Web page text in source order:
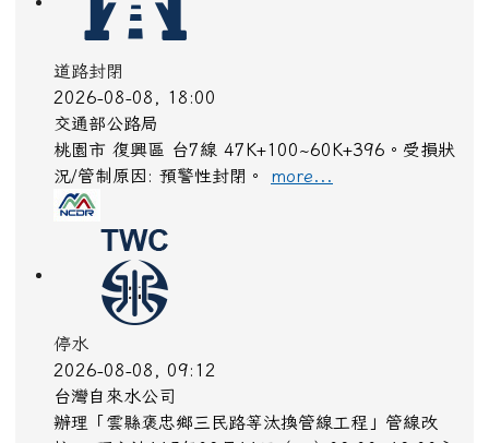
道路封閉
2026-08-08, 18:00
交通部公路局
桃園市 復興區 台7線 47K+100~60K+396。受損狀
況/管制原因: 預警性封閉。 more...
停水
2026-08-08, 09:12
台灣自來水公司
辦理「雲縣褒忠鄉三民路等汰換管線工程」管線改